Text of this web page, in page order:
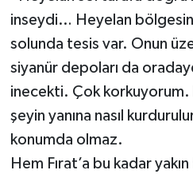
inseydi… Heyelan
solunda tesis var. Onun
siyanür depoları da
inecekti. Çok korkuyorum.
şeyin yanına nasıl
konumda olmaz.
Hem Fırat’a bu kadar